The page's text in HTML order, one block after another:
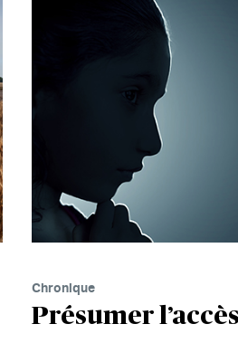
Chronique
Présumer